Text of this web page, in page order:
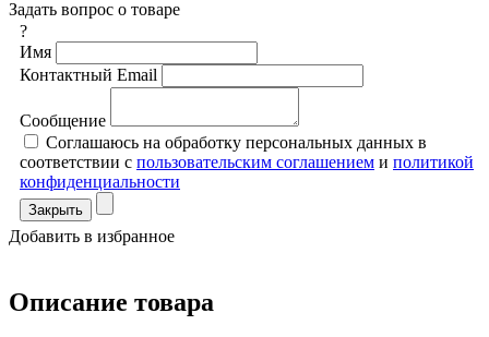
Задать вопрос о товаре
?
Имя
Контактный Email
Сообщение
Соглашаюсь на обработку персональных данных в
соответствии с пользовательским соглашением и политикой
конфиденциальности
Закрыть
Добавить в избранное
Описание товара